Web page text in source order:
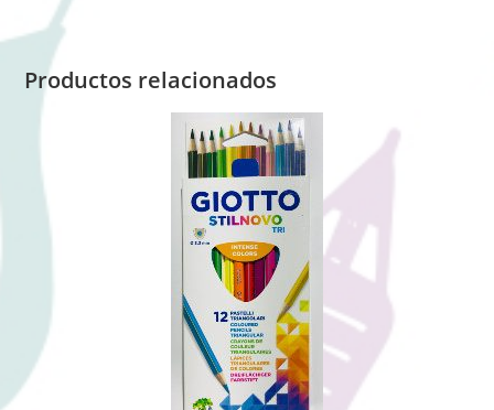
Productos relacionados